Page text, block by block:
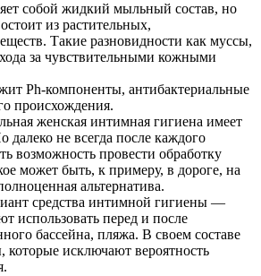
собой жидкий мыльный состав, но
из растительных,
Такие разновидности как муссы,
за чувствительными кожными
Ph-компоненты, антибактериальные
происхождения.
женская интимная гигиена имеет
далеко не всегда после каждого
возможность провести обработку
может быть, к примеру, в дороге, на
альтернатива.
средства интимной гигиены —
использовать перед и после
бассейна, пляжа. В своем составе
которые исключают вероятность